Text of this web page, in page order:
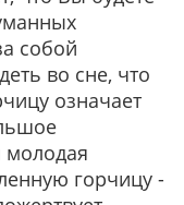
собой
во сне, что
означает
молодая
горчицу -